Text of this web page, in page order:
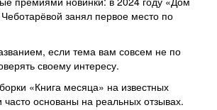
занял первое место по
если тема вам совсем не по
своему интересу.
«Книга месяца» на известных
основаны на реальных отзывах.